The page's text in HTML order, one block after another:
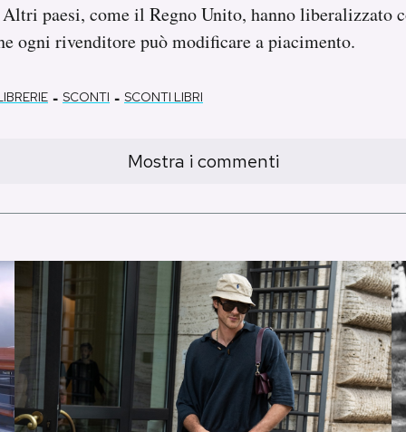
paesi, come il Regno Unito, hanno liberalizzato
ogni rivenditore può modificare a piacimento.
- SCONTI - SCONTI LIBRI
Mostra i commenti